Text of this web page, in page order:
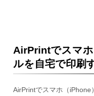
AirPrintでスマ
ルを自宅で印刷
AirPrintでスマホ（iPhone